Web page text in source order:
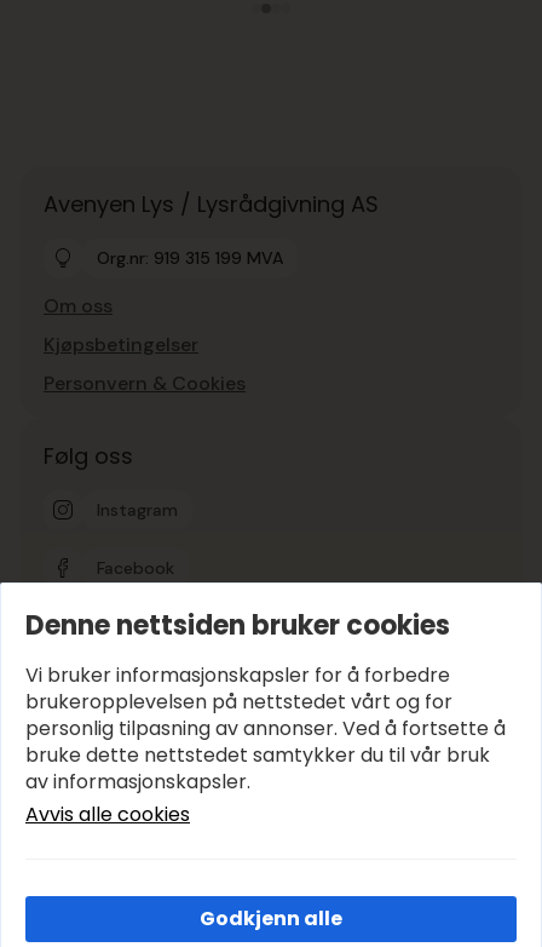
Avenyen Lys / Lysrådgivning AS
Org.nr: 919 315 199 MVA
Om oss
Kjøpsbetingelser
Personvern & Cookies
Følg oss
Instagram
Facebook
Google-vurdering
Hold deg oppdatert
E-post*
Abonner
Denne nettsiden bruker cookies
Vi bruker informasjonskapsler for å forbedre
brukeropplevelsen på nettstedet vårt og for
personlig tilpasning av annonser. Ved å fortsette å
bruke dette nettstedet samtykker du til vår bruk
av informasjonskapsler.
Avvis alle cookies
Godkjenn alle